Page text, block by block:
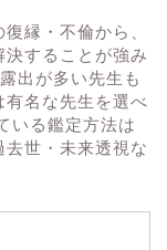
縁・不倫から、
することが強み
出が多い先生も
有名な先生を選べ
いる鑑定方法は
世・未来透視な